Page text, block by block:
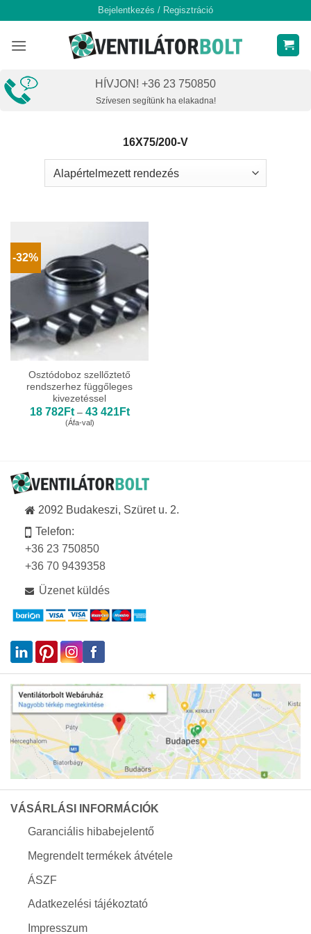
content
Bejelentkezés / Regisztráció
HÍVJON! +36 23 750850
Szívesen segítünk ha elakadna!
16X75/200-V
-32%
Osztódoboz szellőztető
rendszerhez függőleges
kivezetéssel
18 782Ft – 43 421FtÁrtartomány:
(Áfa-val)
2092 Budakeszi, Szüret u. 2.
Telefon:
+36 23 750850
+36 70 9439358
Üzenet küldés
VÁSÁRLÁSI INFORMÁCIÓK
Garanciális hibabejelentő
Megrendelt termékek átvétele
ÁSZF
Adatkezelési tájékoztató
Impresszum